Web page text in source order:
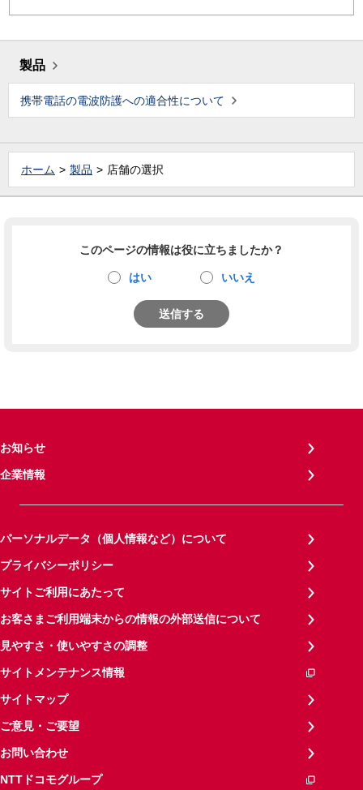
製品
携帯電話の電波防護への適合性について
ホーム 製品 店舗の選択
このページの情報は役に立ちましたか？
はい いいえ
送信する
お知らせ
企業情報
パーソナルデータ（個人情報など）について
プライバシーポリシー
サイトご利用にあたって
お客さまご利用端末からの情報の外部送信について
見やすさ・使いやすさの調整
サイトメンテナンス情報
サイトマップ
ご意見・ご要望
お問い合わせ
NTTドコモグループ